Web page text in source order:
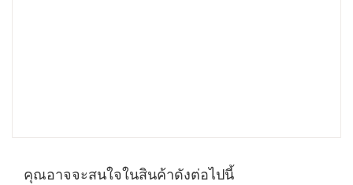
คุณอาจจะสนใจในสินค้าดังต่อไปนี้